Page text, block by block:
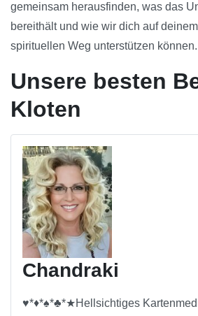
gemeinsam herausfinden, was das
bereithält und wie wir dich auf
spirituellen Weg unterstützen können.
Unsere besten
Kloten
Chandraki
♥*♦*♠*♣*★Hellsichtiges